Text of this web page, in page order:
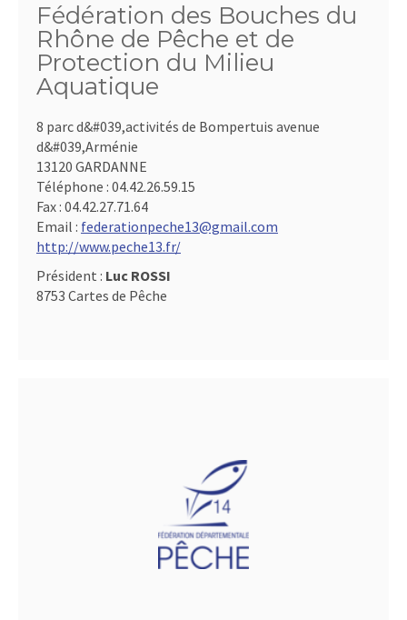
Fédération des Bouches du
Rhône de Pêche et de
Protection du Milieu
Aquatique
8 parc d&#039,activités de Bompertuis avenue
d&#039,Arménie
13120 GARDANNE
Téléphone : 04.42.26.59.15
Fax : 04.42.27.71.64
Email : federationpeche13@gmail.com
http://www.peche13.fr/
Président : Luc ROSSI
8753 Cartes de Pêche